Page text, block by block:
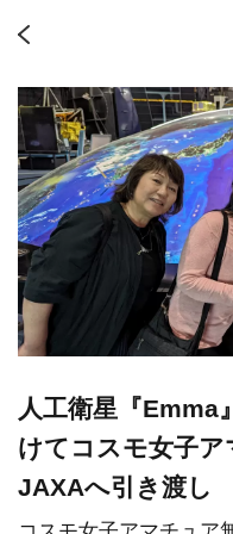
人工衛星『Emma
けてコスモ女子
JAXAへ引き渡し